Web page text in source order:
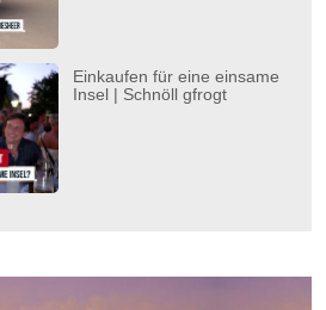
Einkaufen für eine einsame
Insel | Schnöll gfrogt